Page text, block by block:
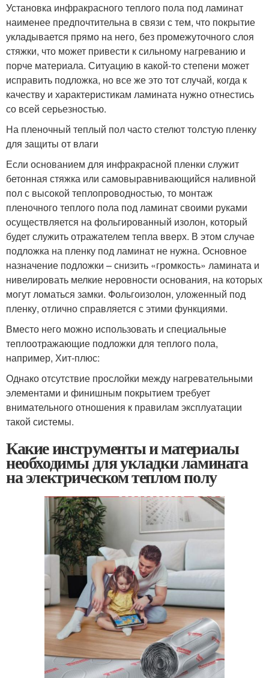
Установка инфракрасного теплого пола под ламинат
наименее предпочтительна в связи с тем, что покрытие
укладывается прямо на него, без промежуточного слоя
стяжки, что может привести к сильному нагреванию и
порче материала. Ситуацию в какой-то степени может
исправить подложка, но все же это тот случай, когда к
качеству и характеристикам ламината нужно отнестись
со всей серьезностью.
На пленочный теплый пол часто стелют толстую пленку
для защиты от влаги
Если основанием для инфракрасной пленки служит
бетонная стяжка или самовыравнивающийся наливной
пол с высокой теплопроводностью, то монтаж
пленочного теплого пола под ламинат своими руками
осуществляется на фольгированный изолон, который
будет служить отражателем тепла вверх. В этом случае
подложка на пленку под ламинат не нужна. Основное
назначение подложки – снизить «громкость» ламината и
нивелировать мелкие неровности основания, на которых
могут ломаться замки. Фольгоизолон, уложенный под
пленку, отлично справляется с этими функциями.
Вместо него можно использовать и специальные
теплоотражающие подложки для теплого пола,
например, Хит-плюс:
Однако отсутствие прослойки между нагревательными
элементами и финишным покрытием требует
внимательного отношения к правилам эксплуатации
такой системы.
Какие инструменты и материалы
необходимы для укладки ламината
на электрическом теплом полу